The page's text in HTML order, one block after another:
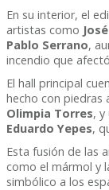
En su interior, el
artistas como
Pablo Serrano,
incendio que
El hall principal
hecho con piedras
Olimpia Torres, y
Eduardo Yepes,
Esta fusión de las
como el mármol y
simbólico a los